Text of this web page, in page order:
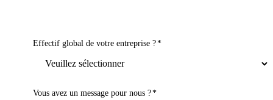
Effectif global de votre entreprise ?*
Vous avez un message pour nous ?*